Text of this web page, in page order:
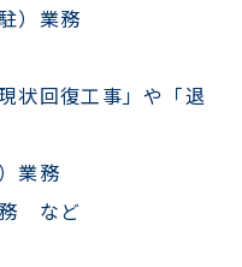
）業務
回復工事」や「退
業務
務 など